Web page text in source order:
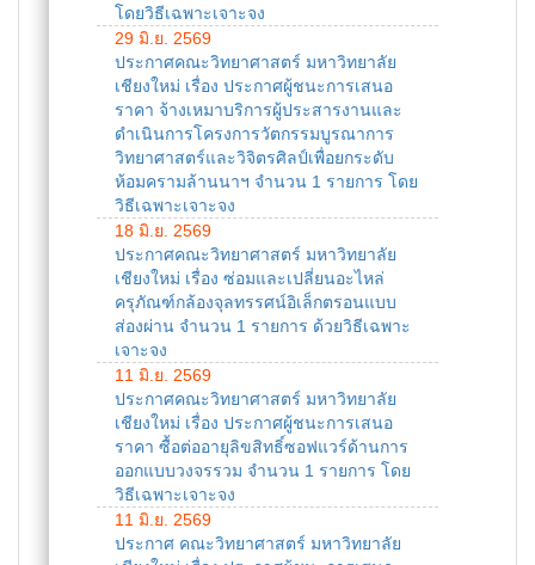
โดยวิธีเฉพาะเจาะจง
29 มิ.ย. 2569
ประกาศคณะวิทยาศาสตร์ มหาวิทยาลัย
เชียงใหม่ เรื่อง ประกาศผู้ชนะการเสนอ
ราคา จ้างเหมาบริการผู้ประสารงานและ
ดำเนินการโครงการวัตกรรมบูรณาการ
วิทยาศาสตร์และวิจิตรศิลป์เพื่อยกระดับ
ห้อมครามล้านนาฯ จำนวน 1 รายการ โดย
วิธีเฉพาะเจาะจง
18 มิ.ย. 2569
ประกาศคณะวิทยาศาสตร์ มหาวิทยาลัย
เชียงใหม่ เรื่อง ซ่อมและเปลี่ยนอะไหล่
ครุภัณฑ์กล้องจุลทรรศน์อิเล็กตรอนแบบ
ส่องผ่าน จำนวน 1 รายการ ด้วยวิธีเฉพาะ
เจาะจง
11 มิ.ย. 2569
ประกาศคณะวิทยาศาสตร์ มหาวิทยาลัย
เชียงใหม่ เรื่อง ประกาศผู้ชนะการเสนอ
ราคา ซื้อต่ออายุลิขสิทธิ์ซอฟแวร์ด้านการ
ออกแบบวงจรรวม จำนวน 1 รายการ โดย
วิธีเฉพาะเจาะจง
11 มิ.ย. 2569
ประกาศ คณะวิทยาศาสตร์ มหาวิทยาลัย